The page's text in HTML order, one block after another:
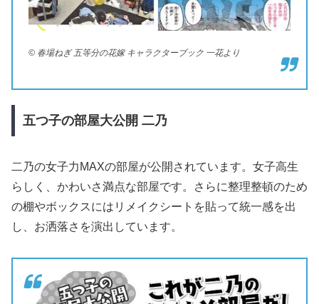
© 春場ねぎ 五等分の花嫁 キャラクターブック 一花より
五つ子の部屋大公開 二乃
二乃の女子力MAXの部屋が公開されています。女子高生
らしく、かわいさ満点な部屋です。さらに整理整頓のため
の棚やボックスにはリメイクシートを貼って統一感を出
し、お洒落さを演出しています。